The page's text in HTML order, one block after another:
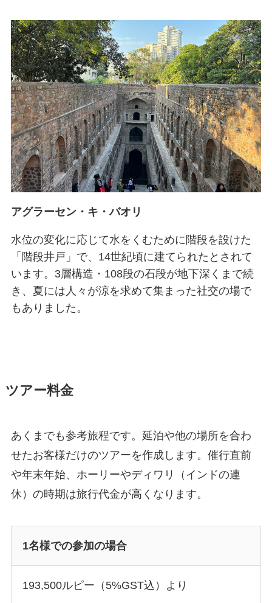
アグラーセン・キ・バオリ
水位の変化に応じて水をくむために階段を設けた
「階段井戸」で、14世紀頃に建てられたとされて
います。3層構造・108段の石段が地下深くまで続
き、夏には人々が涼を求めて集まった社交の場で
もありました。
ツアー料金
あくまでも参考旅程です。延泊や他の場所を合わ
せたお客様だけのツアーを作成します。催行直前
や年末年始、ホーリーやディワリ（インドの連
休）の時期は旅行代金が高くなります。
1名様での参加の場合
193,500ルピー（5%GST込）より